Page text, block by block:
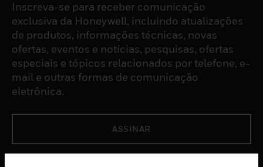
Inscreva-se para receber comunicação
exclusiva da Honeywell, incluindo atualizações
de produtos, informações técnicas, novas
ofertas, eventos e notícias, pesquisas, ofertas
especiais e tópicos relacionados por telefone, e-
mail e outras formas de comunicação
eletrônica.
ASSINAR